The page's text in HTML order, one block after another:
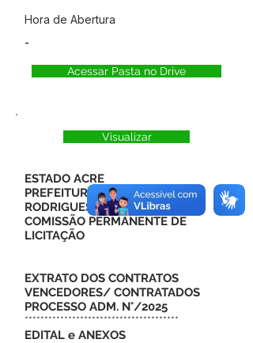
Hora de Abertura
-
Acessar Pasta no Drive
Visualizar
ESTADO ACRE
PREFEITURA MUNICIPAL DE
RODRIGUES ALVES
COMISSÃO PERMANENTE DE
LICITAÇÃO
EXTRATO DOS CONTRATOS
VENCEDORES/ CONTRATADOS
PROCESSO ADM. N°/2025
***************************************
EDITAL e ANEXOS